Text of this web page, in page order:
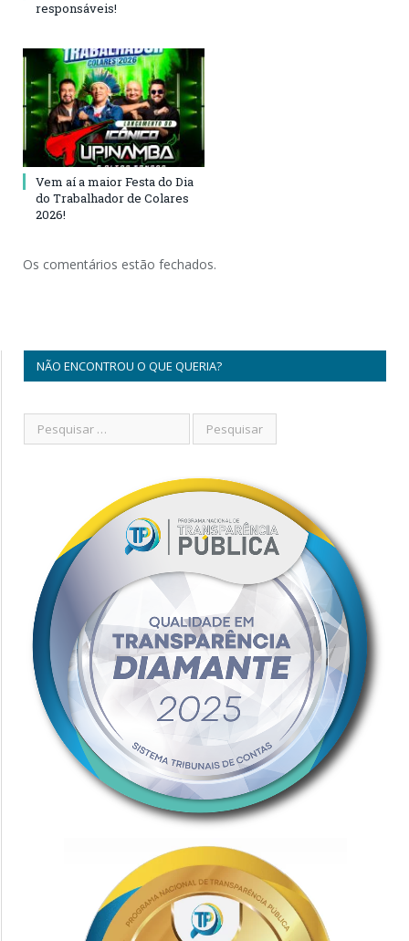
responsáveis!
Vem aí a maior Festa do Dia
do Trabalhador de Colares
2026!
Os comentários estão fechados.
NÃO ENCONTROU O QUE QUERIA?